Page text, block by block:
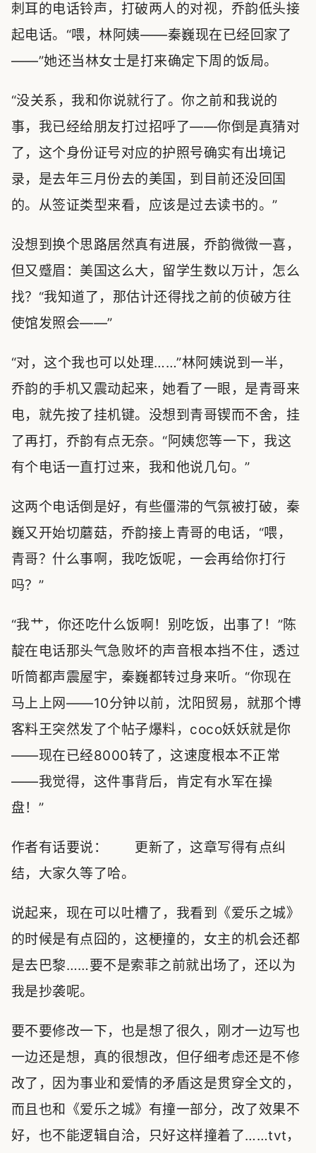
刺耳的电话铃声，打破两人的对视，乔韵低头接
起电话。“喂，林阿姨——秦巍现在已经回家了
——”她还当林女士是打来确定下周的饭局。
“没关系，我和你说就行了。你之前和我说的
事，我已经给朋友打过招呼了——你倒是真猜对
了，这个身份证号对应的护照号确实有出境记
录，是去年三月份去的美国，到目前还没回国
的。从签证类型来看，应该是过去读书的。”
没想到换个思路居然真有进展，乔韵微微一喜，
但又蹙眉：美国这么大，留学生数以万计，怎么
找？“我知道了，那估计还得找之前的侦破方往
使馆发照会——”
“对，这个我也可以处理……”林阿姨说到一半，
乔韵的手机又震动起来，她看了一眼，是青哥来
电，就先按了挂机键。没想到青哥锲而不舍，挂
了再打，乔韵有点无奈。“阿姨您等一下，我这
有个电话一直打过来，我和他说几句。”
这两个电话倒是好，有些僵滞的气氛被打破，秦
巍又开始切蘑菇，乔韵接上青哥的电话，“喂，
青哥？什么事啊，我吃饭呢，一会再给你打行
吗？”
“我艹，你还吃什么饭啊！别吃饭，出事了！”陈
靛在电话那头气急败坏的声音根本挡不住，透过
听筒都声震屋宇，秦巍都转过身来听。“你现在
马上上网——10分钟以前，沈阳贸易，就那个博
客料王突然发了个帖子爆料，coco妖妖就是你
——现在已经8000转了，这速度根本不正常
——我觉得，这件事背后，肯定有水军在操
盘！”
作者有话要说： 更新了，这章写得有点纠
结，大家久等了哈。
说起来，现在可以吐槽了，我看到《爱乐之城》
的时候是有点囧的，这梗撞的，女主的机会还都
是去巴黎……要不是索菲之前就出场了，还以为
我是抄袭呢。
要不要修改一下，也是想了很久，刚才一边写也
一边还是想，真的很想改，但仔细考虑还是不修
改了，因为事业和爱情的矛盾这是贯穿全文的，
而且也和《爱乐之城》有撞一部分，改了效果不
好，也不能逻辑自洽，只好这样撞着了……tvt，